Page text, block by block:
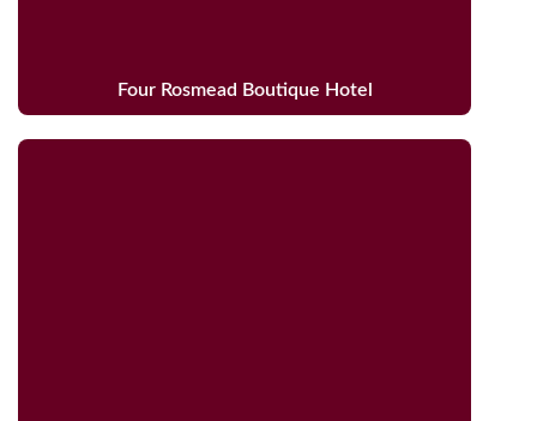
Four Rosmead Boutique Hotel